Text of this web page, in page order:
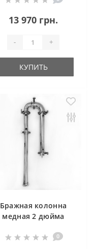
13 970 грн.
- +
КУПИТЬ
Бражная колонна
медная 2 дюйма
0